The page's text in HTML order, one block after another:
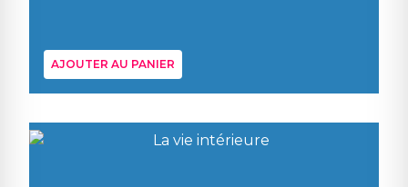
AJOUTER AU PANIER